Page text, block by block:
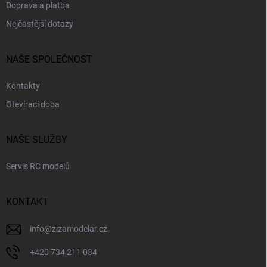
Doprava a platba
Nejčastější dotazy
NAŠE SPOLEČNOST
Kontakty
Otevírací doba
NAŠE SLUŽBY
Servis RC modelů
KONTAKT
info@zizamodelar.cz
+420 734 211 034